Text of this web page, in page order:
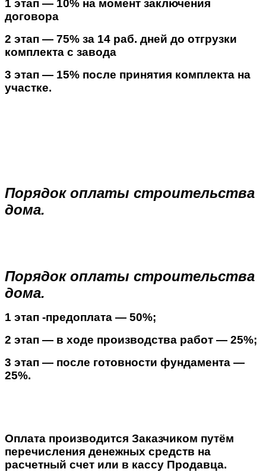
1 этап — 10% на момент заключения
договора
2 этап — 75% за 14 раб. дней до отгрузки
комплекта с завода
3 этап — 15% после принятия комплекта на
участке.
Порядок оплаты строительства
дома.
Порядок оплаты строительства
дома.
1 этап -предоплата — 50%;
2 этап — в ходе производства работ — 25%;
3 этап — после готовности фундамента —
25%.
Оплата производится Заказчиком путём
перечисления денежных средств на
расчетный счет или в кассу Продавца.